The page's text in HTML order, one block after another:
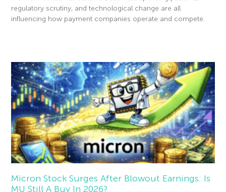
regulatory scrutiny, and technological change are all
influencing how payment companies operate and compete.
Micron Stock Surges After Blowout Earnings: Is
MU Still A Buy In 2026?